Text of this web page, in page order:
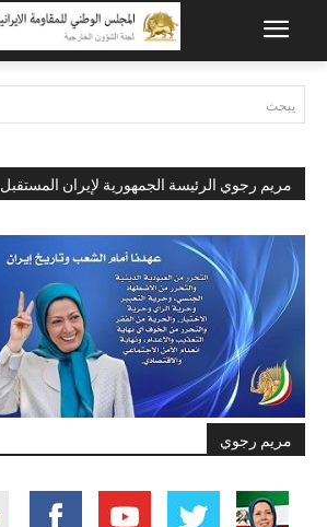
يبحث
مريم رجوي الرئيسة الجمهورية لإيران المستقبل
مريم رجوي